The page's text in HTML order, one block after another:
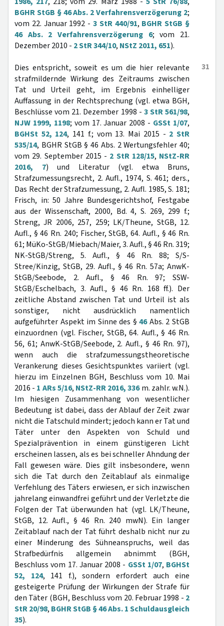
BGHR StGB § 46 Abs. 2 Verfahrensverzögerung 2;
vom 22. Januar 1992 - 3 StR 440/91, BGHR StGB §
46 Abs. 2 Verfahrensverzögerung 6; vom 21.
Dezember 2010 - 2 StR 344/10, NStZ 2011, 651).
31
Dies entspricht, soweit es um die hier relevante
strafmildernde Wirkung des Zeitraums zwischen
Tat und Urteil geht, im Ergebnis einhelliger
Auffassung in der Rechtsprechung (vgl. etwa BGH,
Beschlüsse vom 21. Dezember 1998 - 3 StR 561/98,
NJW 1999, 1198; vom 17. Januar 2008 - GSSt 1/07,
BGHSt 52, 124, 141 f.; vom 13. Mai 2015 - 2 StR
535/14, BGHR StGB § 46 Abs. 2 Wertungsfehler 40;
vom 29. September 2015 - 2 StR 128/15, NStZ-RR
2016, 7) und Literatur (vgl. etwa Bruns,
Strafzumessungsrecht, 2. Aufl., 1974, S. 461; ders.,
Das Recht der Strafzumessung, 2. Aufl. 1985, S. 181;
Frisch, in: 50 Jahre Bundesgerichtshof, Festgabe
aus der Wissenschaft, 2000, Bd. 4, S. 269, 299 f.;
Streng, JR 2006, 257, 259; LK/Theune, StGB, 12.
Aufl., § 46 Rn. 240; Fischer, StGB, 64. Aufl., § 46 Rn.
61; MüKo-StGB/Miebach/Maier, 3. Aufl., § 46 Rn. 319;
NK-StGB/Streng, 5. Aufl., § 46 Rn. 88; S/S-
Stree/Kinzig, StGB, 29. Aufl., § 46 Rn. 57a; AnwK-
StGB/Seebode, 2. Aufl., § 46 Rn. 97; SSW-
StGB/Eschelbach, 3. Aufl., § 46 Rn. 168 ff.). Der
zeitliche Abstand zwischen Tat und Urteil ist als
sonstiger, nicht ausdrücklich namentlich
aufgeführter Aspekt im Sinne des §46Abs. 2 StGB
einzuordnen (vgl. Fischer, StGB, 64. Aufl., § 46 Rn.
56, 61; AnwK-StGB/Seebode, 2. Aufl., § 46 Rn. 97),
wenn auch die strafzumessungstheoretische
Verankerung dieses Gesichtspunktes variiert (vgl.
hierzu im Einzelnen BGH, Beschluss vom 10. Mai
2016 - 1 ARs 5/16, NStZ-RR 2016, 336m. zahlr. w.N.).
Im hiesigen Zusammenhang von wesentlicher
Bedeutung ist dabei, dass der Ablauf der Zeit zwar
nicht die Tatschuld mindert; jedoch kann er Tat und
Täter unter den Aspekten von Schuld und
Spezialprävention in einem günstigeren Licht
erscheinen lassen, als es bei schneller Ahndung der
Fall gewesen wäre. Dies gilt insbesondere, wenn
sich die Tat durch den Zeitablauf als einmalige
Verfehlung des Täters erwiesen, er sich inzwischen
jahrelang einwandfrei geführt und der Verletzte die
Folgen der Tat überwunden hat (vgl. LK/Theune,
StGB, 12. Aufl., § 46 Rn. 240 mwN). Ein langer
Zeitablauf nach der Tat führt deshalb nicht nur zu
einer Minderung des Sühneanspruchs, weil das
Strafbedürfnis allgemein abnimmt (BGH,
Beschluss vom 17. Januar 2008 - GSSt 1/07, BGHSt
52, 124, 141 f.), sondern erfordert auch eine
gesteigerte Prüfung der Wirkungen der Strafe für
den Täter (BGH, Beschluss vom 20. Februar 1998 - 2
StR 20/98, BGHR StGB § 46 Abs. 1 Schuldausgleich
35).